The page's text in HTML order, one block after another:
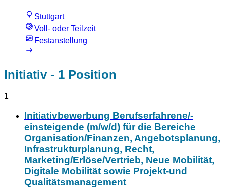
Stuttgart
Voll- oder Teilzeit
Festanstellung
Initiativ - 1 Position
1
Initiativbewerbung Berufserfahrene/-
einsteigende (m/w/d) für die Bereiche
Organisation/Finanzen, Angebotsplanung,
Infrastrukturplanung, Recht,
Marketing/Erlöse/Vertrieb, Neue Mobilität,
Digitale Mobilität sowie Projekt-und
Qualitätsmanagement